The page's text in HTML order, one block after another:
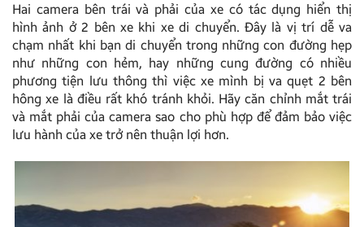
Hai camera bên trái và phải của xe có tác dụng hiển thị
hình ảnh ở 2 bên xe khi xe di chuyển. Đây là vị trí dễ va
chạm nhất khi bạn di chuyển trong những con đường hẹp
như những con hẻm, hay những cung đường có nhiều
phương tiện lưu thông thì việc xe mình bị va quẹt 2 bên
hông xe là điều rất khó tránh khỏi. Hãy căn chỉnh mắt trái
và mắt phải của camera sao cho phù hợp để đảm bảo việc
lưu hành của xe trở nên thuận lợi hơn.